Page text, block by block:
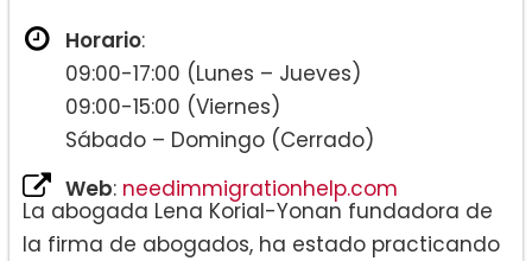
Horario:
09:00-17:00 (Lunes – Jueves)
09:00-15:00 (Viernes)
Sábado – Domingo (Cerrado)
Web: needimmigrationhelp.com
La abogada Lena Korial-Yonan fundadora de
la firma de abogados, ha estado practicando